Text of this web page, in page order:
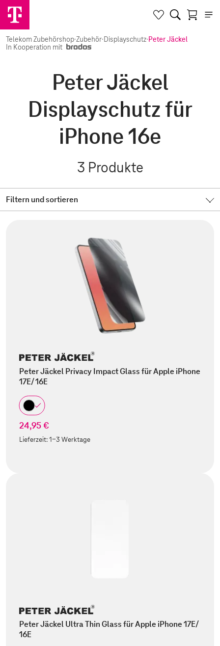
Telekom Zubehörshop·Zubehör·Displayschutz·Peter Jäckel
In Kooperation mit
Peter Jäckel
Displayschutz für
iPhone 16e
3 Produkte
Filtern und sortieren
Peter Jäckel Privacy Impact Glass für Apple iPhone
17E/ 16E
24,95 €
Lieferzeit:1-3 Werktage
Peter Jäckel Ultra Thin Glass für Apple iPhone 17E/
16E